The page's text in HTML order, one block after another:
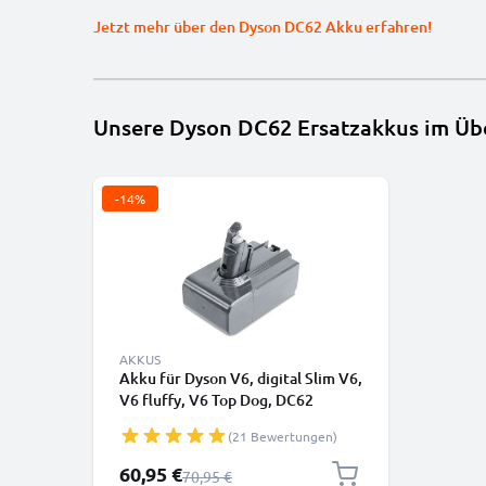
Jetzt mehr über den Dyson DC62 Akku erfahren!
Unsere Dyson DC62 Ersatzakkus im
-14%
AKKUS
Akku für Dyson V6, digital Slim V6,
V6 fluffy, V6 Top Dog, DC62
trigger, DC72, DC61, DC58, SV07,
SV09 - 967810-21 Akku (21.6V,
(21 Bewertungen)
Sonderpreis
60,95 €Regulärer Preis
70,95 €